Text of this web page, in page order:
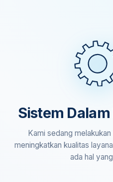
Sistem
Kami sedang
meningkatkan kualitas
ada hal